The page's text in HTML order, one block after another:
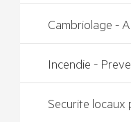
Cambriolage -
Incendie -
Securite locaux